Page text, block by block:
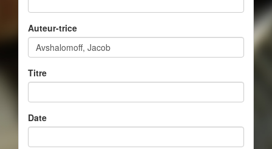
Auteur-trice
Titre
Date